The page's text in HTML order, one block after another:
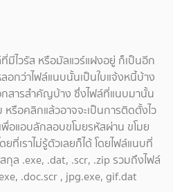
ไวรัส หรือมัลแวร์แฝงอยู่ ก็เป็นอีก
อกว่าไฟล์แนบนั้นเป็นใบแจ้งหนี้บ้าง
กสารสำคัญบ้าง ซึ่งไฟล์ที่แนบมานั้น
รือคลิกแล้วอาจจะเป็นการติดตั้งไว
พื่อแอบลักลอบขโมยรหัสผ่าน ขโมย
ที่เราไม่รู้ตัวเลยก็ได้ โดยไฟล์แนบที่
กุล .exe, .dat, .scr, .zip รวมถึงไฟล์
.doc.scr , jpg.exe, gif.dat